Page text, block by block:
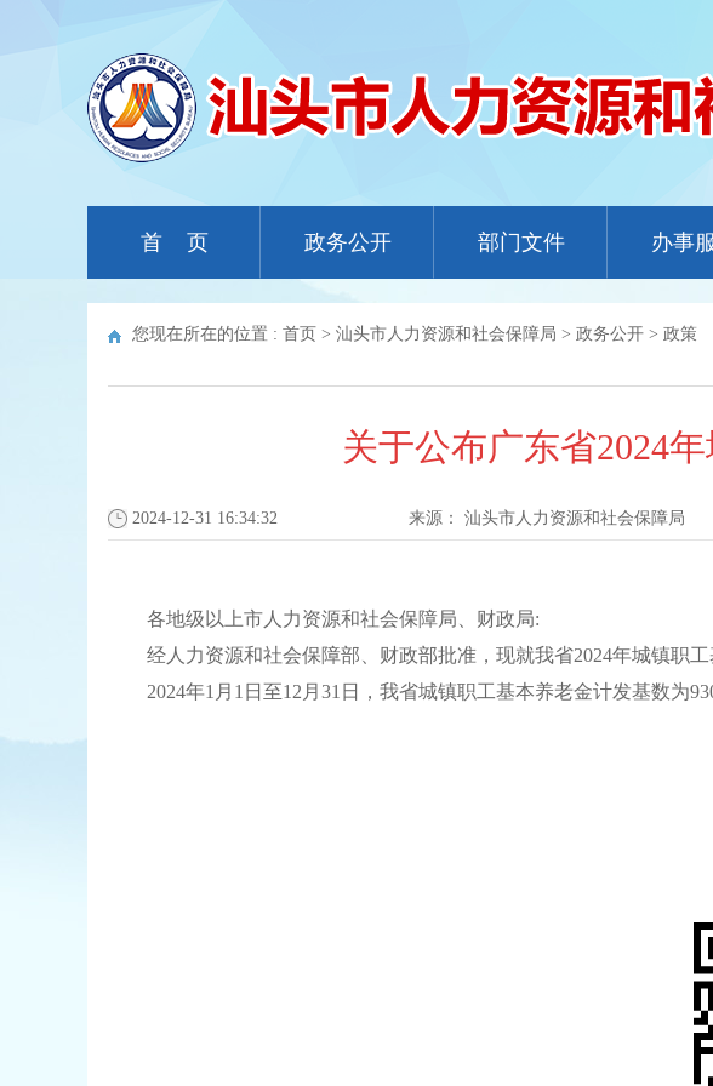
首 页 政务公开 部门文件 办事
您现在所在的位置 : 首页 > 汕头市人力资源和社会保障局 > 政务公开 > 政策
关于公布广东省2024
2024-12-31 16:34:32 来源： 汕头市人力资源和社会保障局
各地级以上市人力资源和社会保障局、财政局:
经人力资源和社会保障部、财政部批准，现就我省2024年城镇职工
2024年1月1日至12月31日，我省城镇职工基本养老金计发基数为